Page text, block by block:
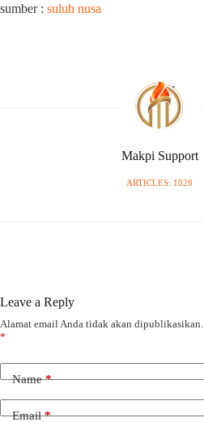
sumber : suluh nusa
Makpi Support
ARTICLES: 1028
Leave a Reply
Alamat email Anda tidak akan dipublikasikan.
*
Name*
Email*